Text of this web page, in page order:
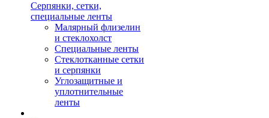
Серпянки, сетки,
специальные ленты
Малярный флизелин
и стеклохолст
Специальные ленты
Стеклотканные сетки
и серпянки
Углозащитные и
уплотнительные
ленты